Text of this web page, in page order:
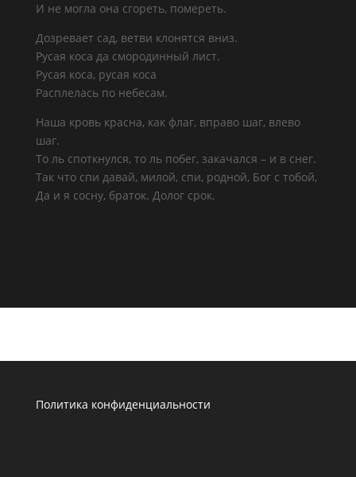
И не могла она сгореть, помереть.
Дозревает сад, ветви клонятся вниз.
Русая коса да смородинный лист.
Русая коса, русая коса
Расплелась по небесам.
Наша кровь красна, как флаг, вправо шаг, влево
шаг.
То ль споткнулся, то ль побег, закачался – и в снег.
Так что спи давай, милой, спи, родной, Бог с тобой,
Да и я сосну, браток. Долог срок.
Политика конфиденциальности